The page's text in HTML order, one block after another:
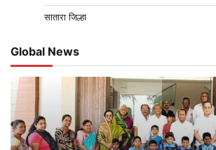
सातारा जिल्हा
Global News